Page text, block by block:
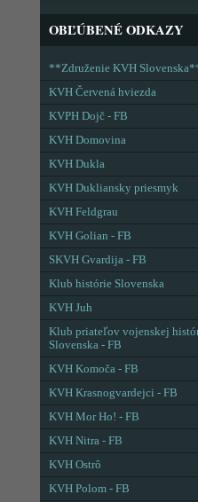
OBĽÚBENÉ ODKAZY
**Združenie KVH
KVH Červená hviezda
KVPH Dojč - FB
KVH Domovina
KVH Dukla
KVH Dukliansky priesmyk
KVH Feldgrau
KVH Golian - FB
SKVH Gvardija - FB
Klub histórie Slovenska
KVH Juh
Klub priateľov vojenskej
Slovenska - FB
KVH Komoča - FB
KVH Krasnogvardejci - FB
KVH Mor Ho! - FB
KVH Nitra - FB
KVH Ostrô
KVH Polom - FB